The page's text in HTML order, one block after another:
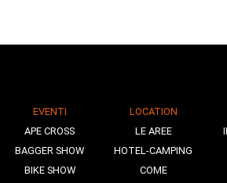
EVENTI
APE CROSS
BAGGER SHOW
BIKE SHOW
LOCATION
LE AREE
HOTEL-CAMPING
COME